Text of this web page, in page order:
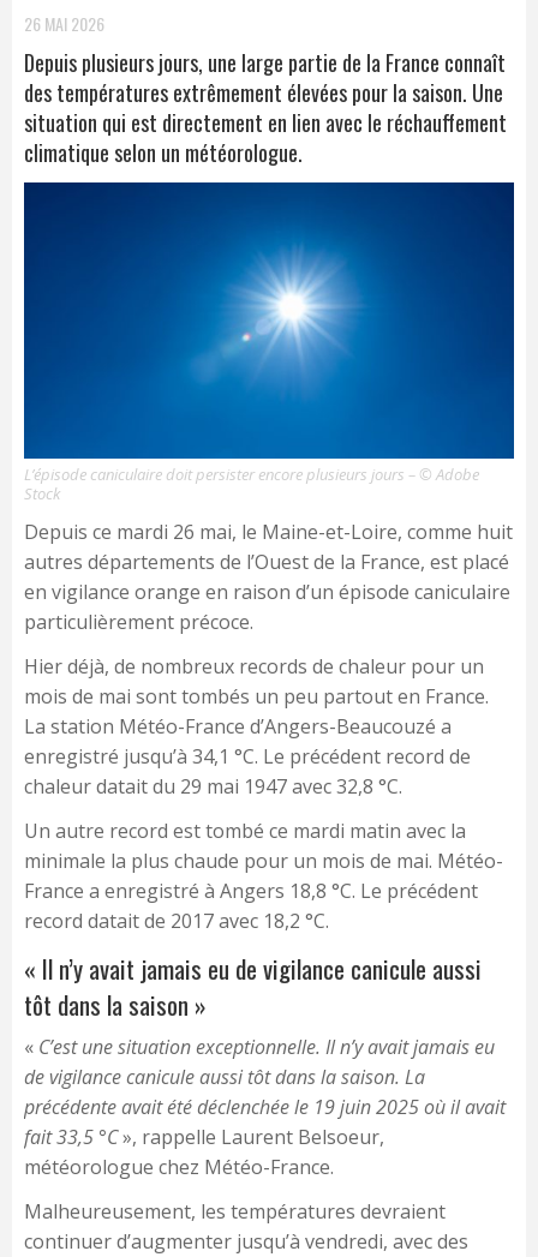
26 MAI 2026
Depuis plusieurs jours, une large partie de la France connaît
des températures extrêmement élevées pour la saison. Une
situation qui est directement en lien avec le réchauffement
climatique selon un météorologue.
L’épisode caniculaire doit persister encore plusieurs jours – © Adobe
Stock
Depuis ce mardi 26 mai, le Maine-et-Loire, comme huit
autres départements de l’Ouest de la France, est placé
en vigilance orange en raison d’un épisode caniculaire
particulièrement précoce.
Hier déjà, de nombreux records de chaleur pour un
mois de mai sont tombés un peu partout en France.
La station Météo-France d’Angers-Beaucouzé a
enregistré jusqu’à 34,1 °C. Le précédent record de
chaleur datait du 29 mai 1947 avec 32,8 °C.
Un autre record est tombé ce mardi matin avec la
minimale la plus chaude pour un mois de mai. Météo-
France a enregistré à Angers 18,8 °C. Le précédent
record datait de 2017 avec 18,2 °C.
« Il n’y avait jamais eu de vigilance canicule aussi
tôt dans la saison »
« C’est une situation exceptionnelle. Il n’y avait jamais eu
de vigilance canicule aussi tôt dans la saison. La
précédente avait été déclenchée le 19 juin 2025 où il avait
fait 33,5 °C», rappelle Laurent Belsoeur,
météorologue chez Météo-France.
Malheureusement, les températures devraient
continuer d’augmenter jusqu’à vendredi, avec des